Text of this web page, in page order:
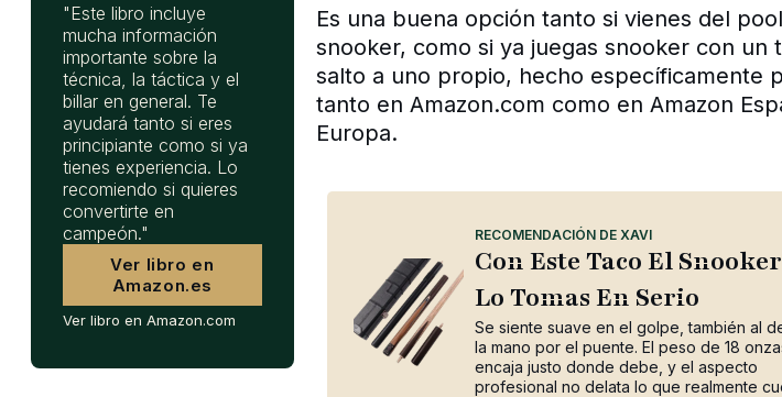
"Este libro incluye
mucha información
importante sobre la
técnica, la táctica y el
billar en general. Te
ayudará tanto si eres
principiante como si ya
tienes experiencia. Lo
recomiendo si quieres
convertirte en
campeón."
Ver libro en
Amazon.es
Ver libro en Amazon.com
Es una buena opción tanto si vienes del
snooker, como si ya juegas snooker con
salto a uno propio, hecho específicamente
tanto en Amazon.com como en Amazon
Europa.
RECOMENDACIÓN DE XAVI
Con Este Taco El
Lo Tomas En Serio
Se siente suave en el golpe, también al
la mano por el puente. El peso de 18
encaja justo donde debe, y el aspecto
profesional no delata lo que realmente